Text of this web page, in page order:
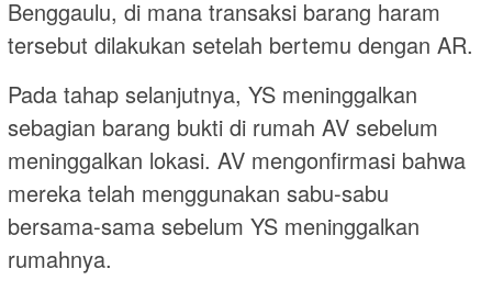
Benggaulu, di mana transaksi barang haram
tersebut dilakukan setelah bertemu dengan AR.
Pada tahap selanjutnya, YS meninggalkan
sebagian barang bukti di rumah AV sebelum
meninggalkan lokasi. AV mengonfirmasi bahwa
mereka telah menggunakan sabu-sabu
bersama-sama sebelum YS meninggalkan
rumahnya.